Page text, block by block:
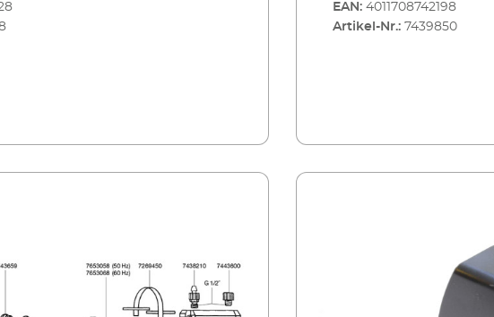
EAN: 4011708742198
Artikel-Nr.: 7439850